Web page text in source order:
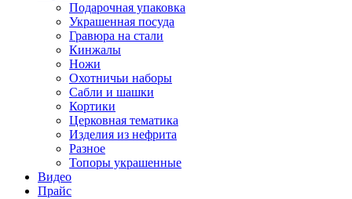
Подарочная упаковка
Украшенная посуда
Гравюра на стали
Кинжалы
Ножи
Охотничьи наборы
Сабли и шашки
Кортики
Церковная тематика
Изделия из нефрита
Разное
Топоры украшенные
Видео
Прайс